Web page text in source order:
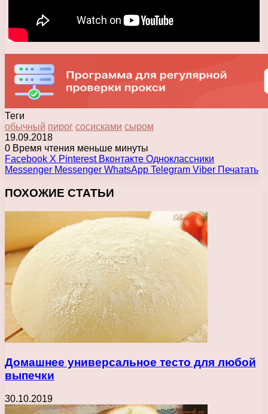
Теги
обычный пирог сосисками сыром
19.09.2018
0 Время чтения меньше минуты
Facebook X Pinterest Вконтакте Одноклассники
Messenger Messenger WhatsApp Telegram Viber Печатать
ПОХОЖИЕ СТАТЬИ
Домашнее универсальное тесто для любой
выпечки
30.10.2019